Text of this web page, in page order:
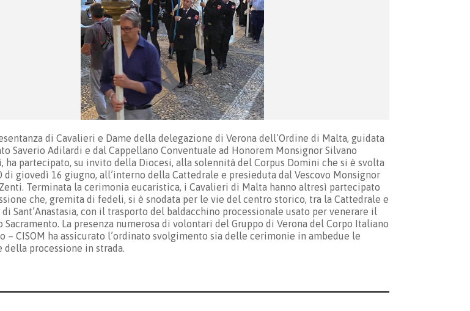
di Cavalieri e Dame della delegazione di Verona dell’Ordine di Malta, guidata
Saverio Adilardi e dal Cappellano Conventuale ad Honorem Monsignor Silvano
ha partecipato, su invito della Diocesi, alla solennità del Corpus Domini che si è svolta
di giovedì 16 giugno, all’interno della Cattedrale e presieduta dal Vescovo Monsignor
Terminata la cerimonia eucaristica, i Cavalieri di Malta hanno altresì partecipato
che, gremita di fedeli, si è snodata per le vie del centro storico, tra la Cattedrale e
di Sant’Anastasia, con il trasporto del baldacchino processionale usato per venerare il
Sacramento. La presenza numerosa di volontari del Gruppo di Verona del Corpo Italiano
– CISOM ha assicurato l’ordinato svolgimento sia delle cerimonie in ambedue le
della processione in strada.